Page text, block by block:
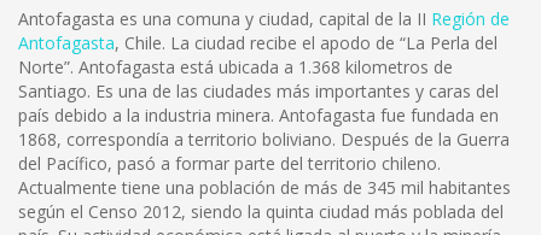
Antofagasta es una comuna y ciudad, capital de la II Región de
Antofagasta, Chile. La ciudad recibe el apodo de “La Perla del
Norte”. Antofagasta está ubicada a 1.368 kilometros de
Santiago. Es una de las ciudades más importantes y caras del
país debido a la industria minera. Antofagasta fue fundada en
1868, correspondía a territorio boliviano. Después de la Guerra
del Pacífico, pasó a formar parte del territorio chileno.
Actualmente tiene una población de más de 345 mil habitantes
según el Censo 2012, siendo la quinta ciudad más poblada del